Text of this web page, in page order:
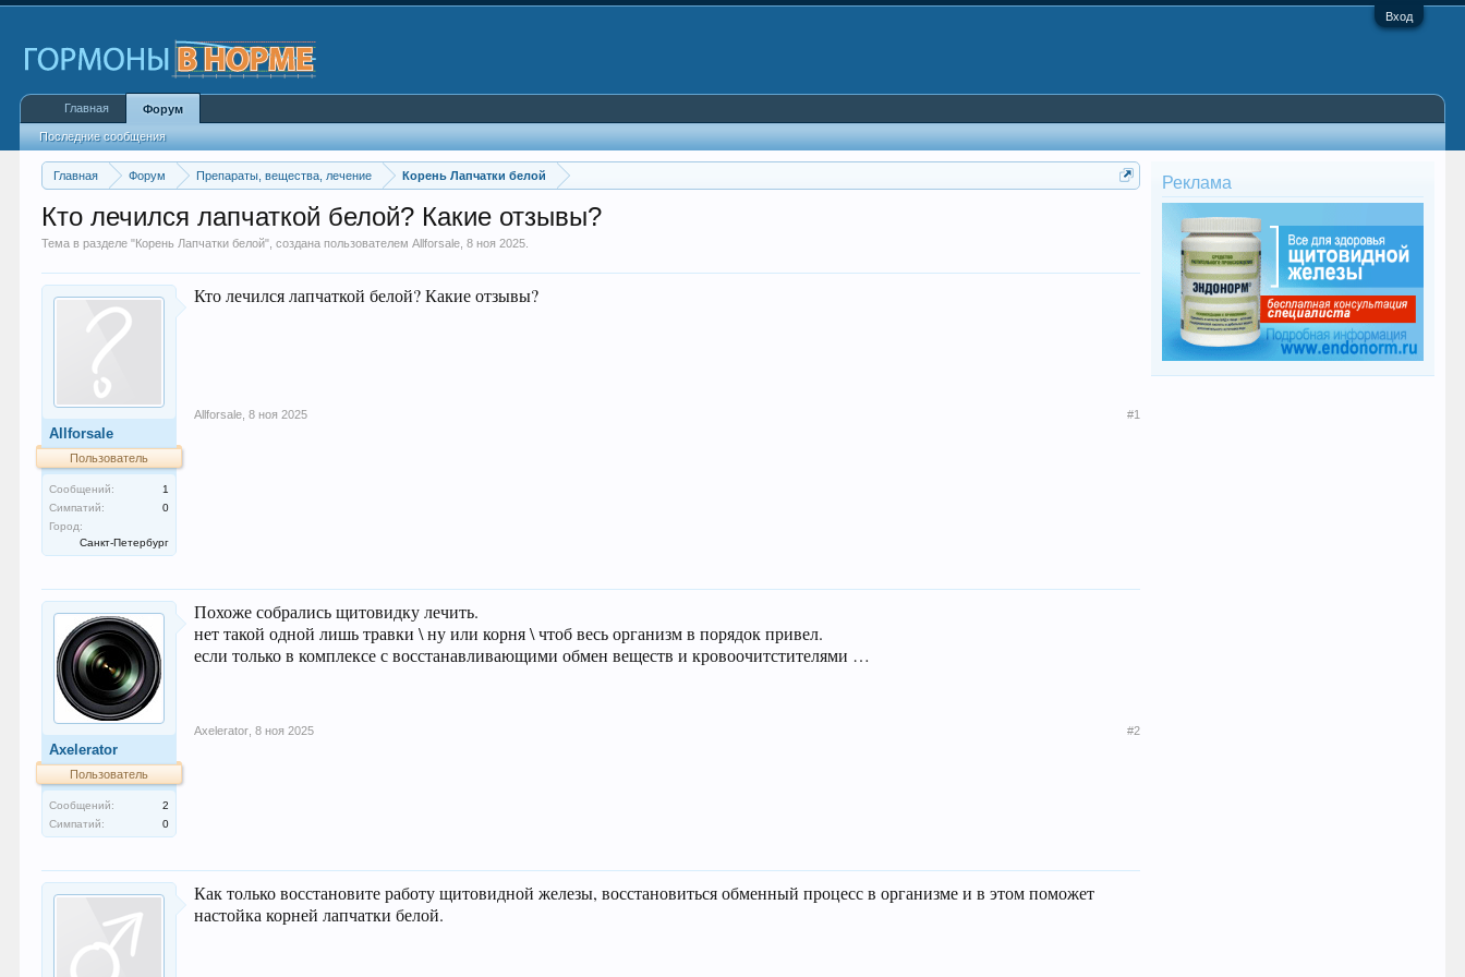
Вход
Главная Форум Препараты, вещества, лечение Корень Лапчатки белой
Кто лечился лапчаткой белой? Какие отзывы?
Тема в разделе "Корень Лапчатки белой", создана пользователемAllforsale ,8 ноя 2025
Allforsale
Пользователь
Сообщений:
1
Симпатий:
0
Город:
Санкт-Петербург
Кто лечился лапчаткой белой? Какие отзывы?
Allforsale 8 ноя 2025 #1
Axelerator
Пользователь
Сообщений:
2
Симпатий:
0
Похоже собрались щитовидку лечить.
нет такой одной лишь травки \ ну или корня \ чтоб весь организм в порядок привел.
если только в комплексе с восстанавливающими обмен веществ и кровоочитстителями …
Axelerator 8 ноя 2025 #2
Как только восстановите работу щитовидной железы, восстановиться обменный процесс в организме и в этом поможет
настойка корней лапчатки белой.
Реклама
Главная Форум
Последние сообщения